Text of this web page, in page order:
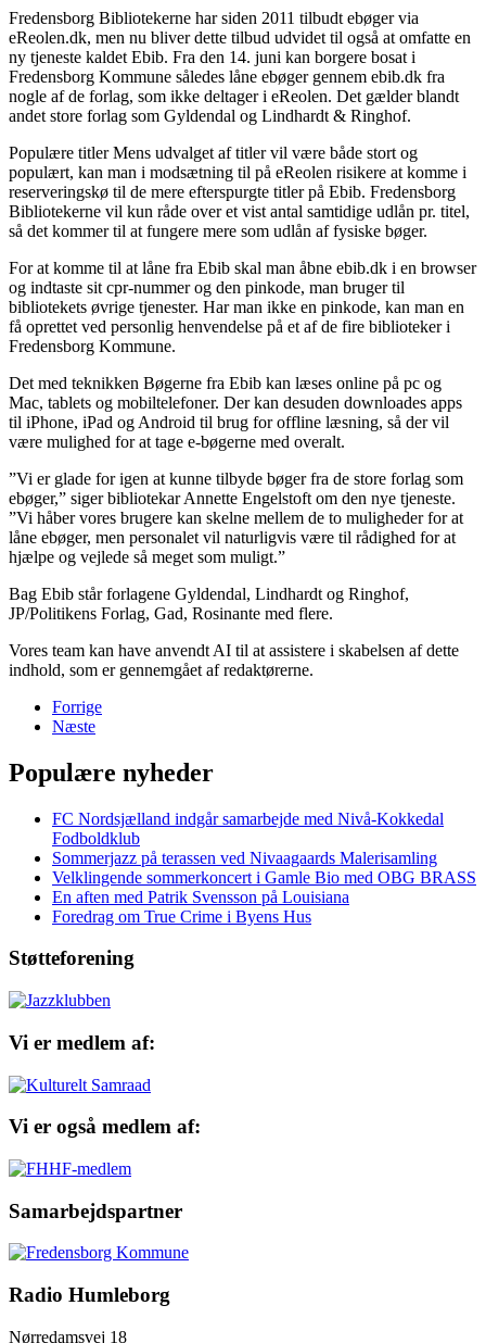
Fredensborg Bibliotekerne har siden 2011 tilbudt ebøger via
eReolen.dk, men nu bliver dette tilbud udvidet til også at omfatte en
ny tjeneste kaldet Ebib. Fra den 14. juni kan borgere bosat i
Fredensborg Kommune således låne ebøger gennem ebib.dk fra
nogle af de forlag, som ikke deltager i eReolen. Det gælder blandt
andet store forlag som Gyldendal og Lindhardt & Ringhof.
Populære titler Mens udvalget af titler vil være både stort og
populært, kan man i modsætning til på eReolen risikere at komme i
reserveringskø til de mere efterspurgte titler på Ebib. Fredensborg
Bibliotekerne vil kun råde over et vist antal samtidige udlån pr. titel,
så det kommer til at fungere mere som udlån af fysiske bøger.
For at komme til at låne fra Ebib skal man åbne ebib.dk i en browser
og indtaste sit cpr-nummer og den pinkode, man bruger til
bibliotekets øvrige tjenester. Har man ikke en pinkode, kan man en
få oprettet ved personlig henvendelse på et af de fire biblioteker i
Fredensborg Kommune.
Det med teknikken Bøgerne fra Ebib kan læses online på pc og
Mac, tablets og mobiltelefoner. Der kan desuden downloades apps
til iPhone, iPad og Android til brug for offline læsning, så der vil
være mulighed for at tage e-bøgerne med overalt.
”Vi er glade for igen at kunne tilbyde bøger fra de store forlag som
ebøger,” siger bibliotekar Annette Engelstoft om den nye tjeneste.
”Vi håber vores brugere kan skelne mellem de to muligheder for at
låne ebøger, men personalet vil naturligvis være til rådighed for at
hjælpe og vejlede så meget som muligt.”
Bag Ebib står forlagene Gyldendal, Lindhardt og Ringhof,
JP/Politikens Forlag, Gad, Rosinante med flere.
Vores team kan have anvendt AI til at assistere i skabelsen af dette
indhold, som er gennemgået af redaktørerne.
Forrige
Næste
Populære nyheder
FC Nordsjælland indgår samarbejde med Nivå-Kokkedal
Fodboldklub
Sommerjazz på terassen ved Nivaagaards Malerisamling
Velklingende sommerkoncert i Gamle Bio med OBG BRASS
En aften med Patrik Svensson på Louisiana
Foredrag om True Crime i Byens Hus
Støtteforening
Vi er medlem af:
Vi er også medlem af:
Samarbejdspartner
Radio Humleborg
Nørredamsvej 18